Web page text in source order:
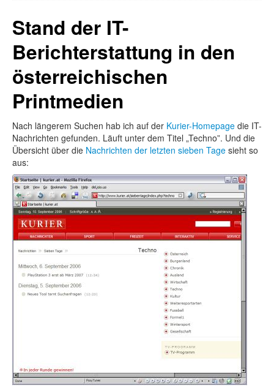
Stand der IT-
Berichterstattung in den
österreichischen
Printmedien
Nach längerem Suchen hab ich auf der Kurier-Homepage die IT-
Nachrichten gefunden. Läuft unter dem Titel „Techno”. Und die
Übersicht über die Nachrichten der letzten sieben Tage sieht so
aus: